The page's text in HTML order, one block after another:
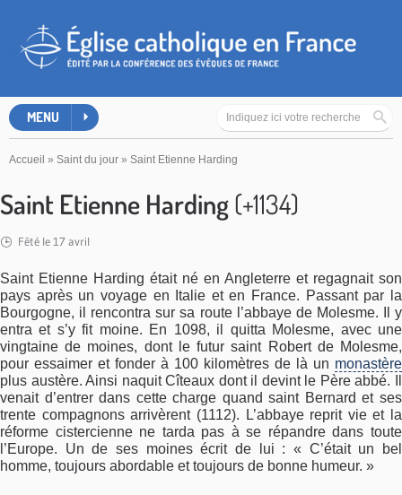
MENU
Accueil » Saint du jour » Saint Etienne Harding
Saint Etienne Harding(+1134)
Fêté le 17 avril
Saint Etienne Harding était né en Angleterre et regagnait son
pays après un voyage en Italie et en France. Passant par la
Bourgogne, il rencontra sur sa route l’abbaye de Molesme. Il y
entra et s’y fit moine. En 1098, il quitta Molesme, avec une
vingtaine de moines, dont le futur saint Robert de Molesme,
pour essaimer et fonder à 100 kilomètres de là un monastère
plus austère. Ainsi naquit Cîteaux dont il devint le Père abbé. Il
venait d’entrer dans cette charge quand saint Bernard et ses
trente compagnons arrivèrent (1112). L’abbaye reprit vie et la
réforme cistercienne ne tarda pas à se répandre dans toute
l’Europe. Un de ses moines écrit de lui : « C’était un bel
homme, toujours abordable et toujours de bonne humeur. »